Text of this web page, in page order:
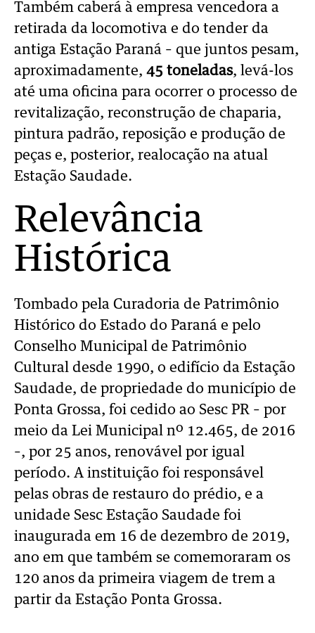
Também caberá à empresa vencedora a
retirada da locomotiva e do tender da
antiga Estação Paraná – que juntos pesam,
aproximadamente, 45 toneladas, levá-los
até uma oficina para ocorrer o processo de
revitalização, reconstrução de chaparia,
pintura padrão, reposição e produção de
peças e, posterior, realocação na atual
Estação Saudade.
Relevância
Histórica
Tombado pela Curadoria de Patrimônio
Histórico do Estado do Paraná e pelo
Conselho Municipal de Patrimônio
Cultural desde 1990, o edifício da Estação
Saudade, de propriedade do município de
Ponta Grossa, foi cedido ao Sesc PR – por
meio da Lei Municipal nº 12.465, de 2016
–, por 25 anos, renovável por igual
período. A instituição foi responsável
pelas obras de restauro do prédio, e a
unidade Sesc Estação Saudade foi
inaugurada em 16 de dezembro de 2019,
ano em que também se comemoraram os
120 anos da primeira viagem de trem a
partir da Estação Ponta Grossa.